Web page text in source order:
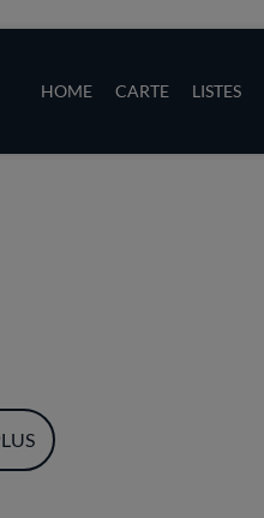
HOME CARTE LISTES